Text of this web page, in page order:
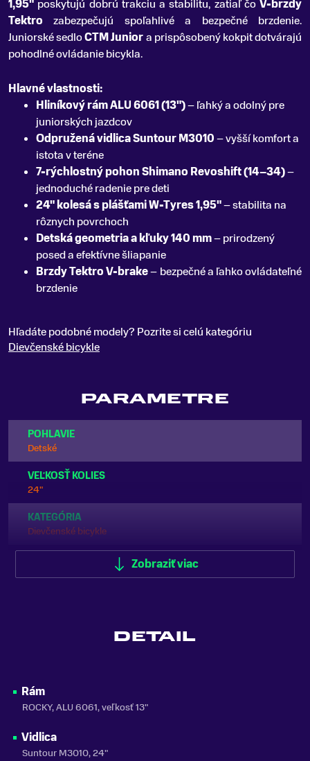
1,95" poskytujú dobrú trakciu a stabilitu, zatiaľ čo V-brzdy
Tektro zabezpečujú spoľahlivé a bezpečné brzdenie.
Juniorské sedloCTM Juniora prispôsobený kokpit dotvárajú
pohodlné ovládanie bicykla.
Hlavné vlastnosti:
Hliníkový rám ALU 6061 (13")– ľahký a odolný pre
juniorských jazdcov
Odpružená vidlica Suntour M3010– vyšší komfort a
istota v teréne
7-rýchlostný pohon Shimano Revoshift (14–34)–
jednoduché radenie pre deti
24" kolesá s plášťami W-Tyres 1,95"– stabilita na
rôznych povrchoch
Detská geometria a kľuky 140 mm– prirodzený
posed a efektívne šliapanie
Brzdy Tektro V-brake– bezpečné a ľahko ovládateľné
brzdenie
Hľadáte podobné modely? Pozrite si celú kategóriu
Dievčenské bicykle
PARAMETRE
POHLAVIE
Detské
VEĽKOSŤ KOLIES
24"
KATEGÓRIA
Dievčenské bicykle
Predné odpruženie (Hardtail)
SEZÓNA
2026
CTM
Zobraziť viac
DETAIL
Rám
ROCKY, ALU 6061, veľkosť 13"
Vidlica
Suntour M3010, 24"